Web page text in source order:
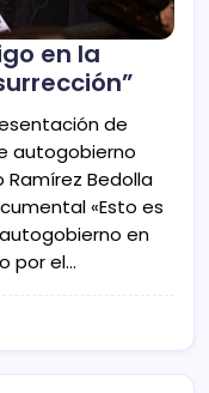
en la
de
autogobierno
Ramírez Bedolla
«Esto es
en
por el…